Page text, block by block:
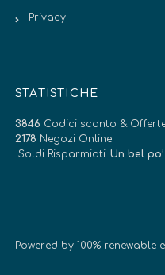
Privacy
STATISTICHE
3846 Codici sconto &
2178 Negozi Online
Soldi Risparmiati: Un bel po’
Powered by 100% renewable